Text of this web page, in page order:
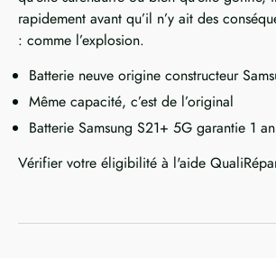
rapidement avant qu’il n’y ait des
: comme l’explosion.
Batterie neuve origine constructeur
Même capacité, c’est de l’original
Batterie Samsung S21+ 5G garantie 1 an
Vérifier votre éligibilité à l'aide